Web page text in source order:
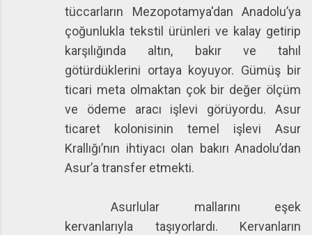
tüccarların Mezopotamya'dan Anadolu’ya
çoğunlukla tekstil ürünleri ve kalay getirip
karşılığında altın, bakır ve tahıl
götürdüklerini ortaya koyuyor. Gümüş bir
ticari meta olmaktan çok bir değer ölçüm
ve ödeme aracı işlevi görüyordu. Asur
ticaret kolonisinin temel işlevi Asur
Krallığı’nın ihtiyacı olan bakırı Anadolu’dan
Asur’a transfer etmekti.
Asurlular mallarını eşek
kervanlarıyla taşıyorlardı. Kervanların